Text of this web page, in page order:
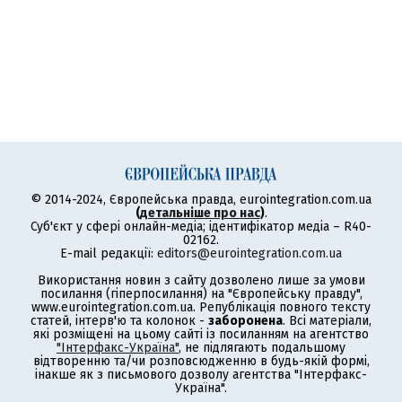
© 2014-2024, Європейська правда, eurointegration.com.ua
(детальніше про нас).
Суб'єкт у сфері онлайн-медіа; ідентифікатор медіа – R40-
02162.
E-mail редакції: editors@eurointegration.com.ua
Використання новин з сайту дозволено лише за умови
посилання (гіперпосилання) на "Європейську правду",
www.eurointegration.com.ua. Републікація повного тексту
статей, інтерв'ю та колонок - заборонена. Всі матеріали,
які розміщені на цьому сайті із посиланням на агентство
"Інтерфакс-Україна", не підлягають подальшому
відтворенню та/чи розповсюдженню в будь-якій формі,
інакше як з письмового дозволу агентства "Інтерфакс-
Україна".